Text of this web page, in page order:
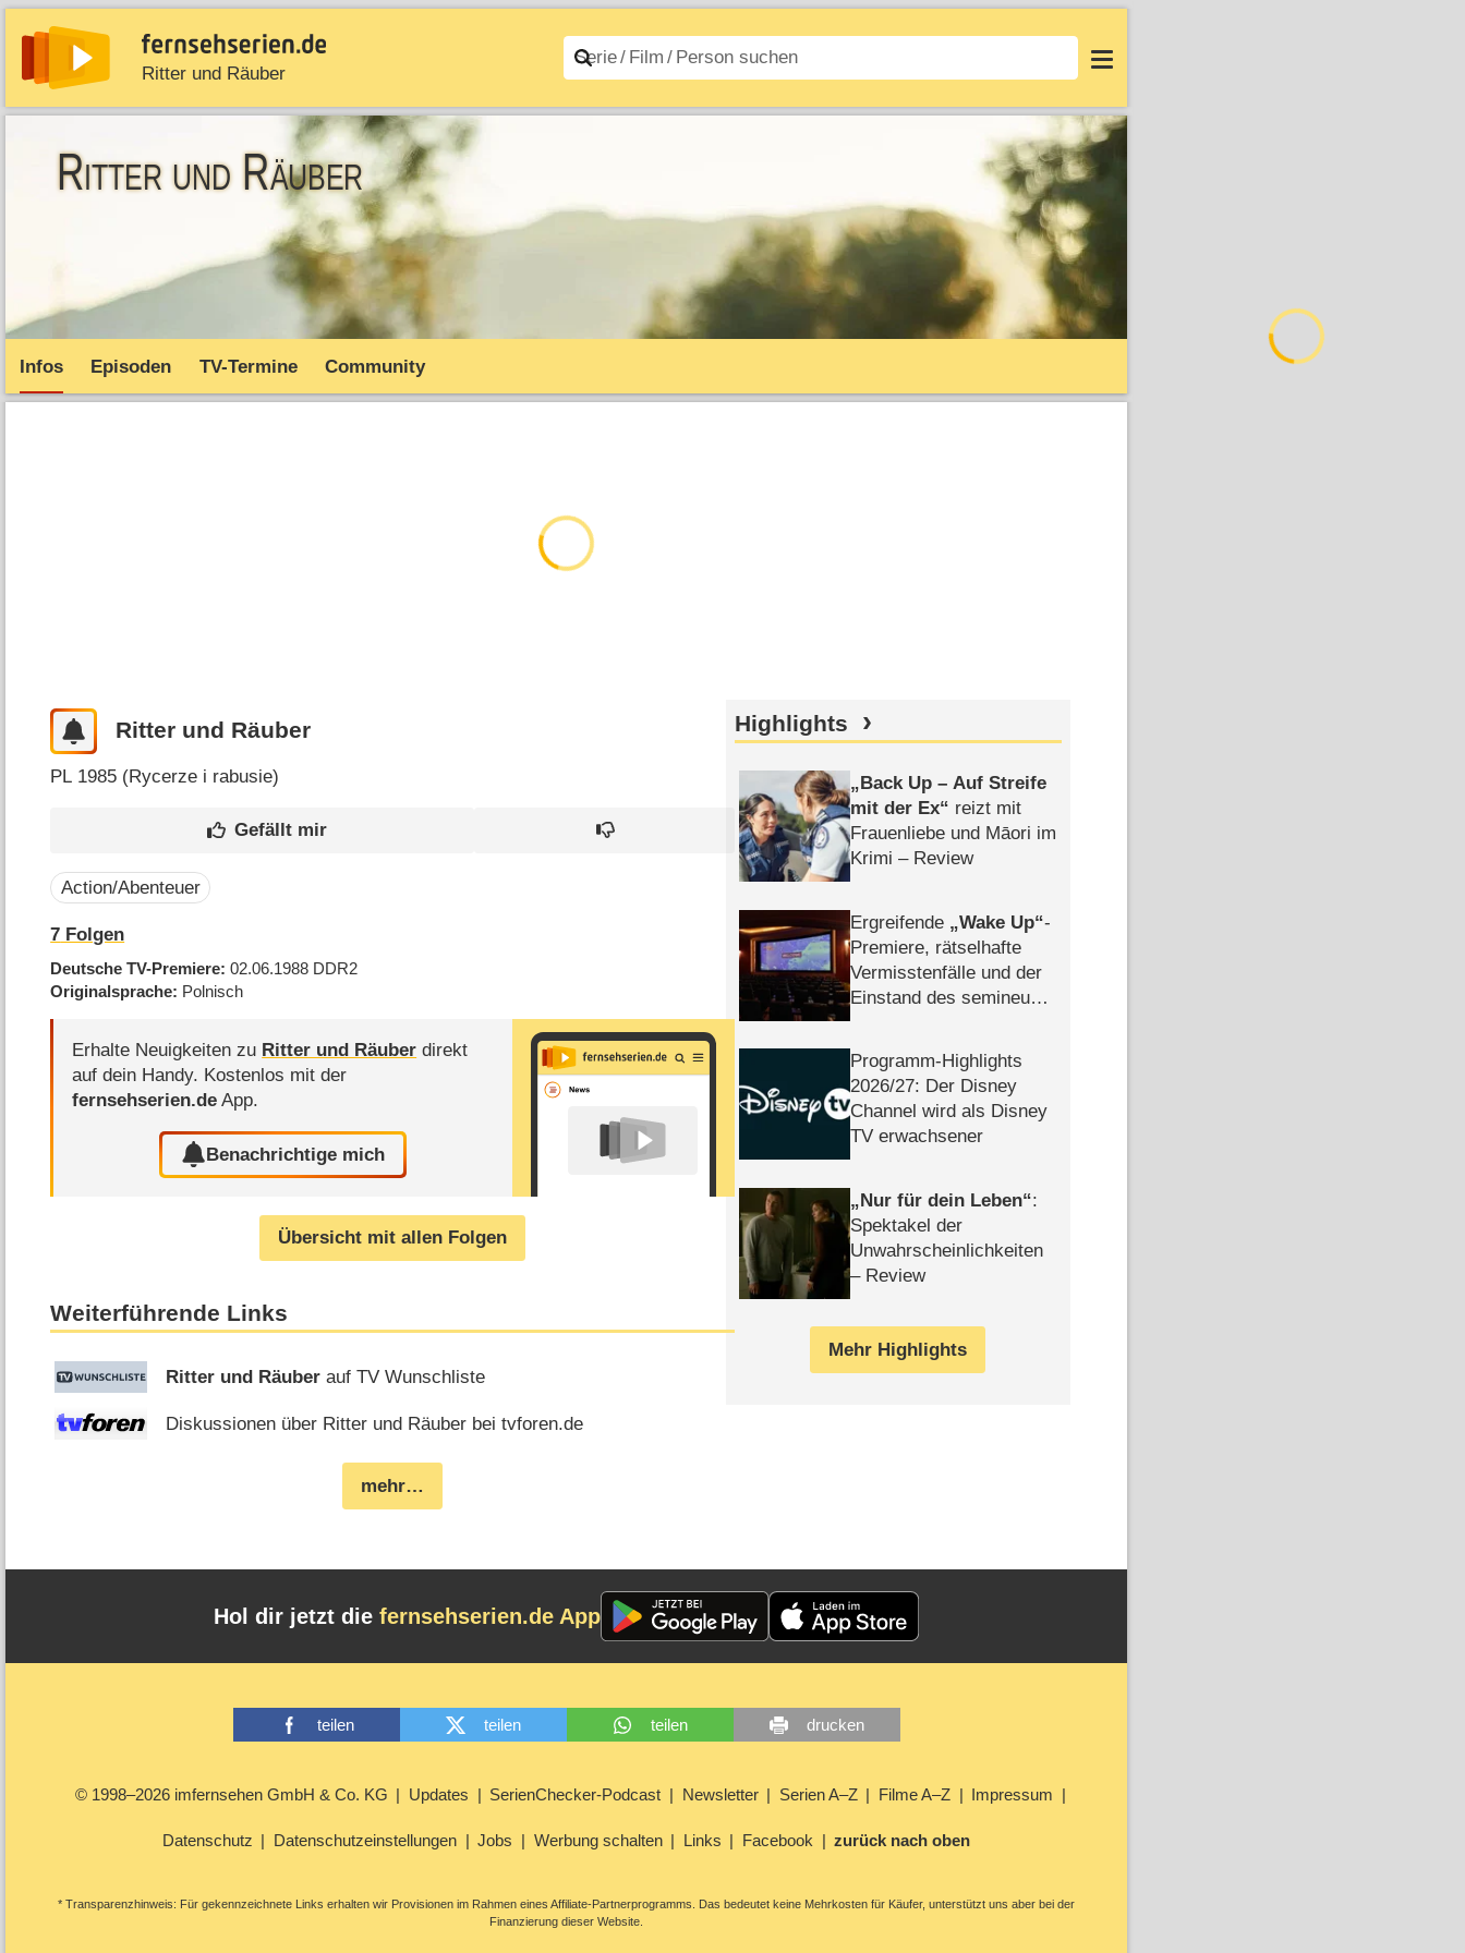
Ritter und Räuber
News Entdecken Streaming Filme A–Z Login
Ritter und Räuber
Infos Episoden TV-Termine Community
Ritter und Räuber
PL 1985 (Rycerze i rabusie)
Action/Abenteuer
7 Folgen
Deutsche TV-Premiere 02.06.1988 DDR2
Originalsprache Polnisch
Erhalte Neuigkeiten zu Ritter und Räuber direkt
auf dein Handy. Kostenlos mit der
fernsehserien.de App.
Benachrichtige mich
Übersicht mit allen Folgen
Weiterführende Links
Ritter und Räuber auf TV Wunschliste
Diskussionen über Ritter und Räuber bei tvforen.de
mehr…
Highlights
Back Up – Auf Streife
mit der Ex
reizt mit
Frauenliebe und Māori im
Krimi – Review
Ergreifende Wake Up -
Premiere, rätselhafte
Vermisstenfälle und der
Einstand des semineuen
Programm-Highlights
2026/​27: Der Disney
Channel wird als Disney
TV erwachsener
Nur für dein Leben :
Spektakel der
Unwahrscheinlichkeiten
– Review
Mehr Highlights
Hol dir jetzt die fernsehserien.de App
teilen teilen teilen drucken
© 1998–2026 imfernsehen GmbH & Co. KG Updates SerienChecker-Podcast Newsletter Serien A–Z Filme A–Z Impressum
Datenschutz Datenschutzeinstellungen Jobs Werbung schalten Links Facebook zurück nach oben
* Transparenzhinweis: Für gekennzeichnete Links erhalten wir Provisionen im Rahmen eines Affiliate-Partnerprogramms. Das bedeutet keine Mehrkosten für Käufer, unterstützt uns aber bei der
Finanzierung dieser Website.